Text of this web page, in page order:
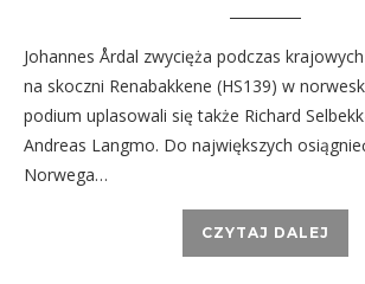
Johannes Årdal zwycięża podczas
na skoczni Renabakkene (HS139) w
podium uplasowali się także Richard
Andreas Langmo. Do największych
Norwega…
CZYTAJ DALEJ